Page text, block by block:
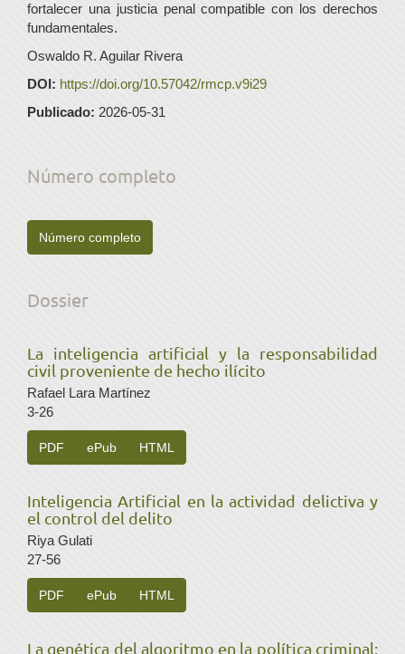
fortalecer una justicia penal compatible con los derechos
fundamentales.
Oswaldo R. Aguilar Rivera
DOI: https://doi.org/10.57042/rmcp.v9i29
Publicado: 2026-05-31
Número completo
Número completo
Dossier
La inteligencia artificial y la responsabilidad
civil proveniente de hecho ilícito
Rafael Lara Martínez
3-26
PDF ePub HTML
Inteligencia Artificial en la actividad delictiva y
el control del delito
Riya Gulati
27-56
PDF ePub HTML
La genética del algoritmo en la política criminal: